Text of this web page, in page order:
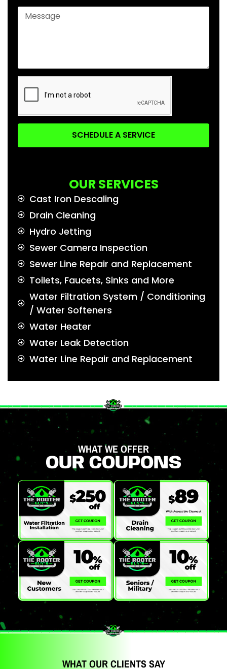
SCHEDULE A SERVICE
OUR SERVICES
Cast Iron Descaling
Drain Cleaning
Hydro Jetting
Sewer Camera Inspection
Sewer Line Repair and Replacement
Toilets, Faucets, Sinks and More
Water Filtration System / Conditioning
/ Water Softeners
Water Heater
Water Leak Detection
Water Line Repair and Replacement
WHAT WE OFFER
OUR COUPONS
WHAT OUR CLIENTS SAY